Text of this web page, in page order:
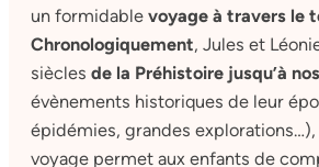
un formidable voyage à travers le
Chronologiquement, Jules et
siècles de la Préhistoire jusqu’à
évènements historiques de leur
épidémies, grandes
voyage permet aux enfants de